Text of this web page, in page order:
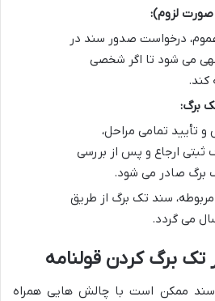
صورت لزوم):
عموم، درخواست صدور سند در
می شود تا اگر شخصی
کند.
برگ:
تأیید تمامی مراحل،
ارجاع و پس از بررسی
برگ صادر می شود.
سند تک برگ از طریق
می گردد.
برگ کردن قولنامه
سند ممکن است با چالش هایی همراه